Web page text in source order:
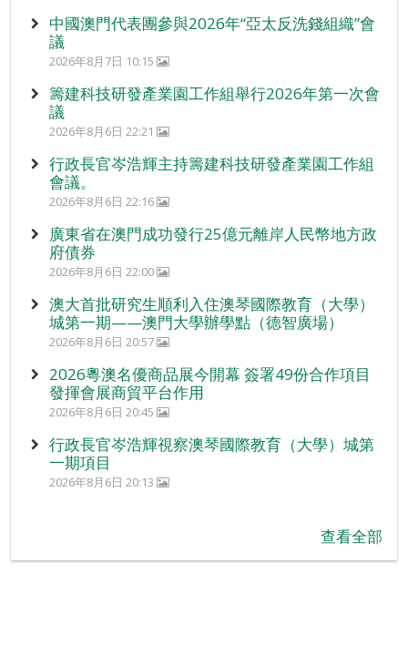
中國澳門代表團參與2026年“亞太反洗錢組織”會
議
2026年8月7日 10:15
籌建科技研發產業園工作組舉行2026年第一次會
議
2026年8月6日 22:21
行政長官岑浩輝主持籌建科技研發產業園工作組
會議。
2026年8月6日 22:16
廣東省在澳門成功發行25億元離岸人民幣地方政
府債券
2026年8月6日 22:00
澳大首批研究生順利入住澳琴國際教育（大學）
城第一期——澳門大學辦學點（德智廣場）
2026年8月6日 20:57
2026粵澳名優商品展今開幕 簽署49份合作項目
發揮會展商貿平台作用
2026年8月6日 20:45
行政長官岑浩輝視察澳琴國際教育（大學）城第
一期項目
2026年8月6日 20:13
查看全部